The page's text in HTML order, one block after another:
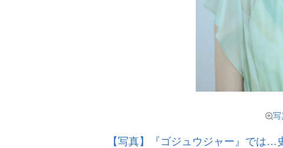
写
【写真】『ゴジュウジャー』では